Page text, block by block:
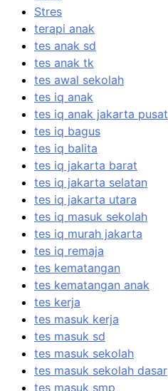
Stres
terapi anak
tes anak sd
tes anak tk
tes awal sekolah
tes iq anak
tes iq anak jakarta pusat
tes iq bagus
tes iq balita
tes iq jakarta barat
tes iq jakarta selatan
tes iq jakarta utara
tes iq masuk sekolah
tes iq murah jakarta
tes iq remaja
tes kematangan
tes kematangan anak
tes kerja
tes masuk kerja
tes masuk sd
tes masuk sekolah
tes masuk sekolah dasar
tes masuk smp